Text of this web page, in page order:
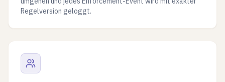
Regelversion geloggt.